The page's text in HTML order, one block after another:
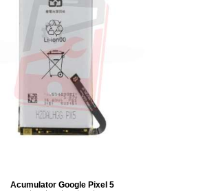
Acumulator Google Pixel 5